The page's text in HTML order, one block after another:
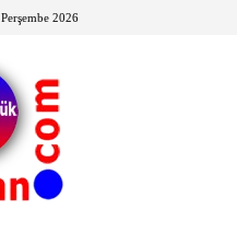
2026